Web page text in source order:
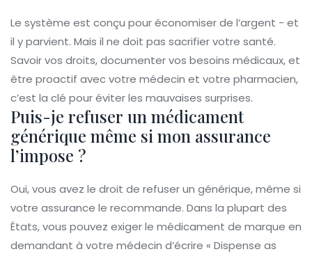
Le système est conçu pour économiser de l’argent - et
il y parvient. Mais il ne doit pas sacrifier votre santé.
Savoir vos droits, documenter vos besoins médicaux, et
être proactif avec votre médecin et votre pharmacien,
c’est la clé pour éviter les mauvaises surprises.
Puis-je refuser un médicament
générique même si mon assurance
l’impose ?
Oui, vous avez le droit de refuser un générique, même si
votre assurance le recommande. Dans la plupart des
États, vous pouvez exiger le médicament de marque en
demandant à votre médecin d’écrire « Dispense as